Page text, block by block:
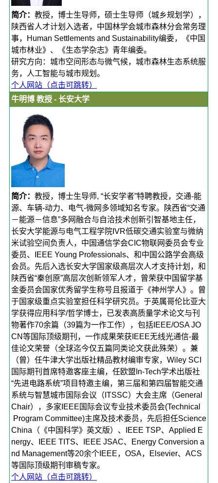
简介：教授，博士生导师，硕士生导师（城乡规划学），
陕西省人才计划入选者，中国林学会城市森林分会常务理
事，Human Settlements and Sustainability编委，《中国
城市林业》、《生态学杂志》青年编委。
研究方向：城市空间形态与微气候，城市森林生态系统服
务，人工智能与城市规划。
个人网站（点击可跳转）
牛明博 教授 - 长安大学
简介：教授，博士生导师, “长安学者”特聘教授，交通-能
源、车辆-动力、电气-微网多领域知名专家。陕西省“交通
－能源－信息”多网融合与自洽技术创新引智基地主任，
长安大学能源与电气工程学院IVR低碳交通实验室与微纳
米试验空间负责人，中国通信学会CIC物联网委员会专业
委员、IEEE Young Professionals、和中国公路学会高级
会员。先后入选长安大学国家级高层次人才支持计划，和
陕西省“秦创原”高层次创新领军人才，曾荣获中国留学基
金委员会国家优秀留学生称号且报道于《神州学人》。曾
于国家级重点实验室担任科学研究员。于英属哥伦比亚大
学获得应用科学/哲学博士，已发表高质量学术论文与刊
物著作70余篇（39篇为一作工作），包括IEEE/OSA JO
CN等国际顶级期刊，一作成果荣获IEEE无线光通信-最
佳论文荣誉（全球迄今仅五篇同类论文获此殊荣）。兼
（曾）任牛津大学出版社精品教材编审专家，Wiley SCI
国际期刊首席特邀客座主编，任欧盟In-Tech学术出版社
“先进电路系统”项目特邀主编，第三届和第四届智能交通
系统与智慧城市国际会议（ITSSC）大会主席（General
Chair），多家IEEE国际会议专业技术委员会(Technical
Program Committee)主席及技术委员，先后担任Science
China（《中国科学》英文版）、IEEE TSP、Applied E
nergy、IEEE TITS、IEEE JSAC、Energy Conversion a
nd Management等20余个IEEE，OSA，Elsevier、ACS
等国际顶级期刊审稿专家。
个人网站（点击可跳转）